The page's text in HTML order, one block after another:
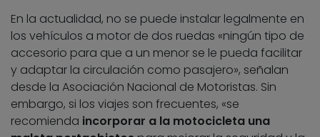
En la actualidad, no se puede instalar legalmente en
los vehículos a motor de dos ruedas «ningún tipo de
accesorio para que a un menor se le pueda facilitar
y adaptar la circulación como pasajero», señalan
desde la Asociación Nacional de Motoristas. Sin
embargo, si los viajes son frecuentes, «se
recomienda incorporar a la motocicleta una